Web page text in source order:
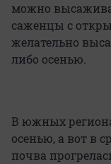
можно
саженцы с
желательно
либо осенью.
В южных
осенью, а вот в
почва